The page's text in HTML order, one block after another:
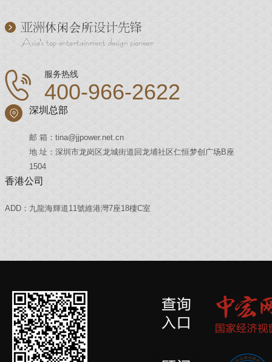
服务热线
400-966-2622
深圳总部
邮 箱：tina@jjpower.net.cn
地 址：深圳市龙岗区龙城街道回龙埔社区仁恒梦创广场B座
1504
香港公司
ADD：九龍海輝道11號維港灣7座18樓C室